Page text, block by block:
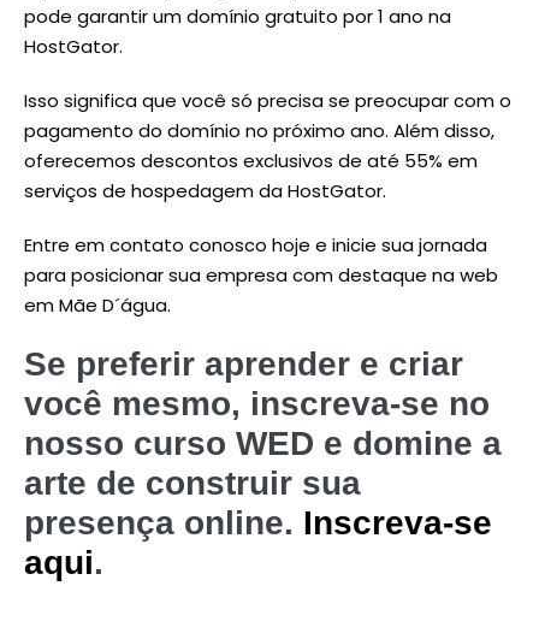
pode garantir um domínio gratuito por 1 ano na
HostGator.
Isso significa que você só precisa se preocupar com o
pagamento do domínio no próximo ano. Além disso,
oferecemos descontos exclusivos de até 55% em
serviços de hospedagem da HostGator.
Entre em contato conosco hoje e inicie sua jornada
para posicionar sua empresa com destaque na web
em Mãe D´água.
Se preferir aprender e criar
você mesmo, inscreva-se no
nosso curso WED e domine a
arte de construir sua
presença online. Inscreva-se
aqui.